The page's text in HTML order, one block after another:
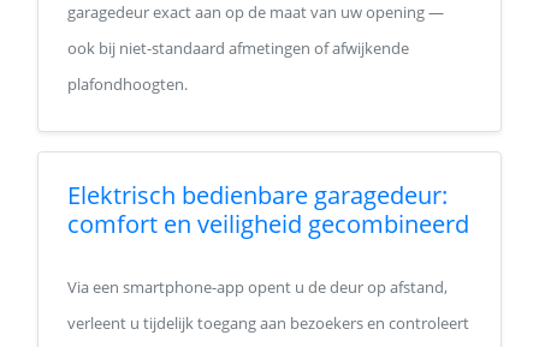
garagedeur exact aan op de maat van uw opening —
ook bij niet-standaard afmetingen of afwijkende
plafondhoogten.
Elektrisch bedienbare garagedeur:
comfort en veiligheid gecombineerd
Via een smartphone-app opent u de deur op afstand,
verleent u tijdelijk toegang aan bezoekers en controleert